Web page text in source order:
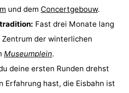
und dem Concertgebouw.
Fast drei Monate lang
der winterlichen
Museumplein.
deine ersten Runden drehst
Erfahrung hast, die Eisbahn ist